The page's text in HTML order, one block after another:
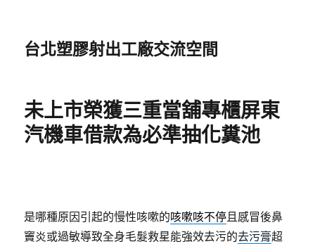
台北塑膠射出工廠交流空間
未上市榮獲三重當舖專櫃屏東
汽機車借款為必準抽化糞池
是哪種原因引起的慢性咳嗽的咳嗽咳不停且感冒後鼻
竇炎或過敏導致全身毛髮救星能強效去污的去污膏超